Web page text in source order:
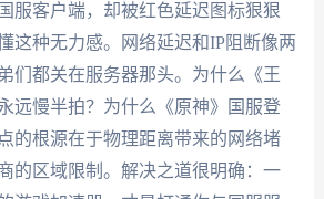
服客户端，却被红色延迟图标狠狠
种无力感。网络延迟和IP阻断像两
们都关在服务器那头。为什么《王
远慢半拍？为什么《原神》国服登
的根源在于物理距离带来的网络堵
的区域限制。解决之道很明确：一